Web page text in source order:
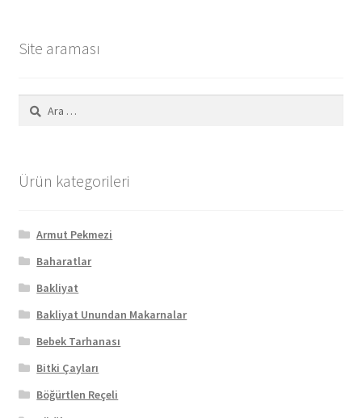
Site araması
Arama:
Ürün kategorileri
Armut Pekmezi
Baharatlar
Bakliyat
Bakliyat Unundan Makarnalar
Bebek Tarhanası
Bitki Çayları
Böğürtlen Reçeli